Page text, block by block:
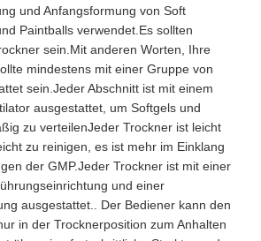
und Anfangsformung von Soft
Paintballs verwendet.Es sollten
sein.Mit anderen Worten, Ihre
mindestens mit einer Gruppe von
sein.Jeder Abschnitt ist mit einem
ausgestattet, um Softgels und
zu verteilenJeder Trockner ist leicht
zu reinigen, es ist mehr im Einklang
der GMP.Jeder Trockner ist mit einer
und einer
ausgestattet.. Der Bediener kann den
in der Trocknerposition zum Anhalten